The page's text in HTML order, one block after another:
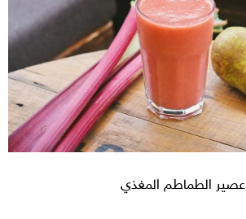
عصير الطماطم المغذي